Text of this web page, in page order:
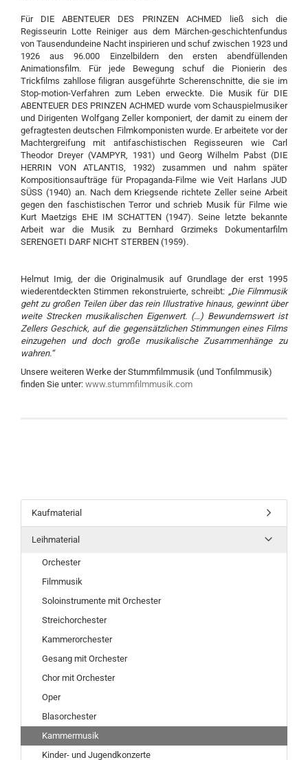
Für DIE ABENTEUER DES PRINZEN ACHMED ließ sich die
Regisseurin Lotte Reiniger aus dem Märchen-geschichtenfundus
von Tausendundeine Nacht inspirieren und schuf zwischen 1923 und
1926 aus 96.000 Einzelbildern den ersten abendfüllenden
Animationsfilm. Für jede Bewegung schuf die Pionierin des
Trickfilms zahllose filigran ausgeführte Scherenschnitte, die sie im
Stop-motion-Verfahren zum Leben erweckte. Die Musik für DIE
ABENTEUER DES PRINZEN ACHMED wurde vom Schauspielmusiker
und Dirigenten Wolfgang Zeller komponiert, der damit zu einem der
gefragtesten deutschen Filmkomponisten wurde. Er arbeitete vor der
Machtergreifung mit antifaschistischen Regisseuren wie Carl
Theodor Dreyer (VAMPYR, 1931) und Georg Wilhelm Pabst (DIE
HERRIN VON ATLANTIS, 1932) zusammen und nahm später
Kompositionsaufträge für Propaganda-Filme wie Veit Harlans JUD
SÜSS (1940) an. Nach dem Kriegsende richtete Zeller seine Arbeit
gegen den faschistischen Terror und schrieb Musik für Filme wie
Kurt Maetzigs EHE IM SCHATTEN (1947). Seine letzte bekannte
Arbeit war die Musik zu Bernhard Grzimeks Dokumentarfilm
SERENGETI DARF NICHT STERBEN (1959).
Helmut Imig, der die Originalmusik auf Grundlage der erst 1995
wiederentdeckten Stimmen rekonstruierte, schreibt: „Die Filmmusik
geht zu großen Teilen über das rein Illustrative hinaus, gewinnt über
weite Strecken musikalischen Eigenwert. (…) Bewundernswert ist
Zellers Geschick, auf die gegensätzlichen Stimmungen eines Films
einzugehen und doch große musikalische Zusammenhänge zu
wahren.“
Unsere weiteren Werke der Stummfilmmusik (und Tonfilmmusik)
finden Sie unter: www.stummfilmmusik.com
Kaufmaterial
Leihmaterial
Orchester
Filmmusik
Soloinstrumente mit Orchester
Streichorchester
Kammerorchester
Gesang mit Orchester
Chor mit Orchester
Oper
Blasorchester
Kammermusik
Kinder- und Jugendkonzerte